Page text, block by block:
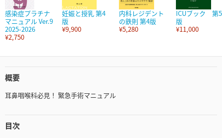
感染症プラチナ
マニュアル Ver.9
2025-2026
¥2,750
妊娠と授乳 第4
版
¥9,900
内科レジデント
の鉄則 第4版
¥5,280
ICUブック 第5
版
¥11,000
概要
耳鼻咽喉科必見！ 緊急手術マニュアル
目次